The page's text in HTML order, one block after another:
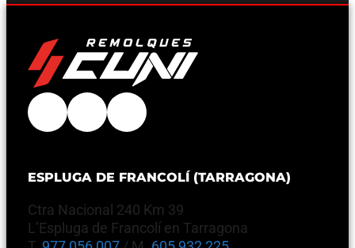
ESPLUGA DE FRANCOLÍ (TARRAGONA)
Ctra Nacional 240 Km 39
L’Espluga de Francolí en Tarragona